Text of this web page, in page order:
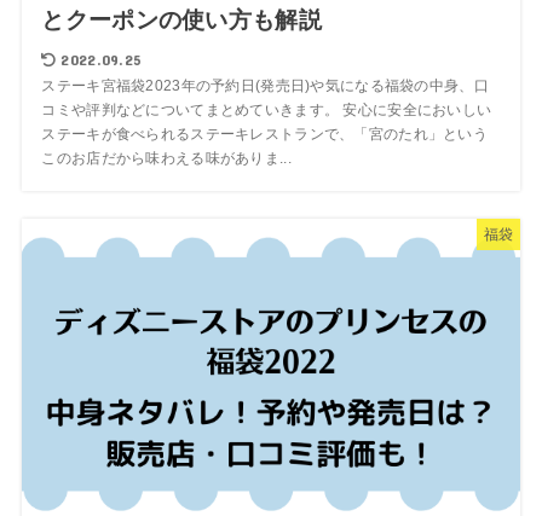
とクーポンの使い方も解説
2022.09.25
ステーキ宮福袋2023年の予約日(発売日)や気になる福袋の中身、口
コミや評判などについてまとめていきます。 安心に安全においしい
ステーキが食べられるステーキレストランで、「宮のたれ」という
このお店だから味わえる味がありま...
福袋